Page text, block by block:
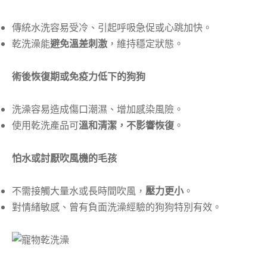
傳統水洗容易受冷、引起呼吸急促或心跳加快。
乾洗澡能避免溫差刺激 ，維持穩定狀態。
術後恢復期或免疫力低下的狗狗
洗澡容易造成傷口潮濕、增加感染風險。
使用乾洗產品可溫和清潔，不影響恢復 。
怕水或討厭吹風機的毛孩
不需接觸大量水或長時間吹風， 壓力更小。
對情緒敏感、曾有負面洗澡經驗的狗狗特別有效。